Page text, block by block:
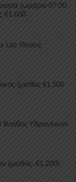
(ωράριο 07:00
€1.600
Ltd: Θέσεις
(μισθός €1.500
/ Βοηθός Υδραυλικού
(μισθός: €1.200)